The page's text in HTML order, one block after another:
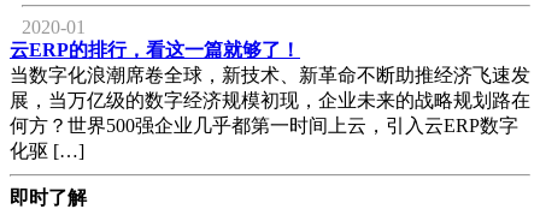
2020-01
云ERP的排行，看这一篇就够了！
当数字化浪潮席卷全球，新技术、新革命不断助推经济飞速发
展，当万亿级的数字经济规模初现，企业未来的战略规划路在
何方？世界500强企业几乎都第一时间上云，引入云ERP数字
化驱 […]
即时了解